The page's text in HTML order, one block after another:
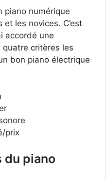
piano numérique
les novices. C’est
accordé une
critères les
bon piano électrique
prix
piano